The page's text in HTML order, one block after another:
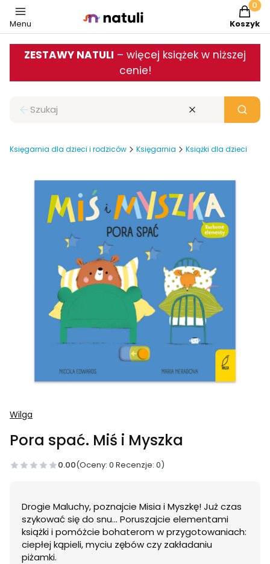
Menu Koszyk
ZESTAWY NATULI – więcej książek w niższej
cenie!
Zamknij wyszukiwarkę Wyczyść Szukaj
Księgarnia dla dzieci i rodziców Księgarnia Książki dla dzieci
Wilga
Pora spać. Miś i Myszka
0.00(Oceny: 0 Recenzje: 0)
Drogie Maluchy, poznajcie Misia i Myszkę! Już czas
szykować się do snu... Poruszajcie elementami
książki i pomóżcie bohaterom w przygotowaniach:
ciepłej kąpieli, myciu zębów czy zakładaniu
piżamki.